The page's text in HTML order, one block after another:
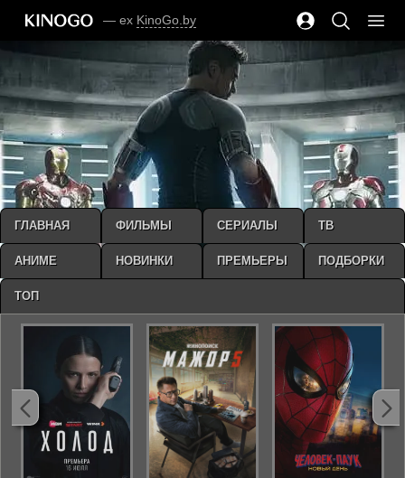
— ex KinoGo.by
ГЛАВНАЯ ФИЛЬМЫ СЕРИАЛЫ ТВ
АНИМЕ НОВИНКИ ПРЕМЬЕРЫ ПОДБОРКИ
ТОП